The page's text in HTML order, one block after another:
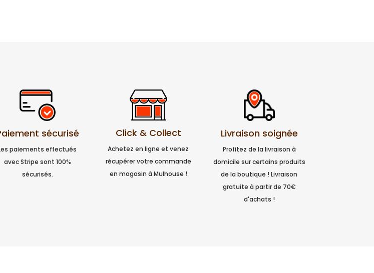
sécurisé
paiements effectués
avec Stripe sont 100%
sécurisés.
Click & Collect
Achetez en ligne et venez
récupérer votre commande
en magasin à Mulhouse !
Livraison soignée
Profitez de la livraison à
domicile sur certains produits
de la boutique ! Livraison
gratuite à partir de 70€
d'achats !